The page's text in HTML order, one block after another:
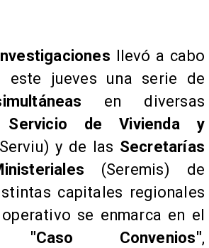
llevó a cabo
este jueves una serie de
en diversas
Servicio de Vivienda y
y de las Secretarías
(Seremis) de
capitales regionales
se enmarca en el
Convenios",